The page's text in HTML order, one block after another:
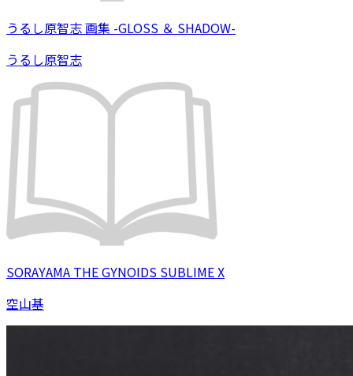
うるし原智志 画集 -GLOSS ＆ SHADOW-
うるし原智志
SORAYAMA THE GYNOIDS SUBLIME X
空山基